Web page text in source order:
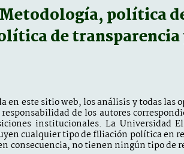
Metodología, política
de
en este sitio web, los análisis y todas las
de los autores
institucionales. La Universidad El
cualquier tipo de filiación política en
consecuencia, no tienen ningún tipo de